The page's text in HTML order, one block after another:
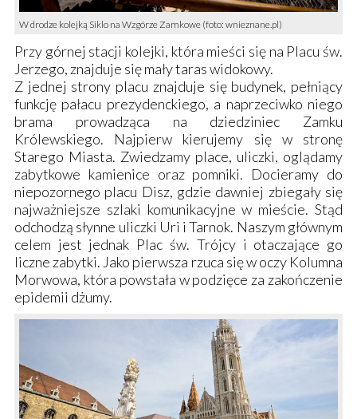
W drodze kolejką Siklo na Wzgórze Zamkowe (foto: wnieznane.pl)
Przy górnej stacji kolejki, która mieści się na Placu św.
Jerzego, znajduje się mały taras widokowy.
Z jednej strony placu znajduje się budynek, pełniący
funkcję pałacu prezydenckiego, a naprzeciwko niego
brama prowadząca na dziedziniec Zamku
Królewskiego. Najpierw kierujemy się w stronę
Starego Miasta. Zwiedzamy place, uliczki, oglądamy
zabytkowe kamienice oraz pomniki. Docieramy do
niepozornego placu Disz, gdzie dawniej zbiegały się
najważniejsze szlaki komunikacyjne w mieście. Stąd
odchodzą słynne uliczki Uri i Tarnok. Naszym głównym
celem jest jednak Plac św. Trójcyi otaczające go
liczne zabytki. Jako pierwsza rzuca się w oczy Kolumna
Morwowa, która powstała w podzięce za zakończenie
epidemii dżumy.